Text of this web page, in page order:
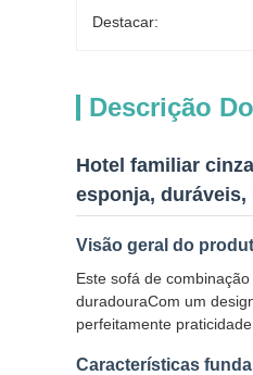
Destacar:
Descrição
Hotel familiar
esponja,
Visão geral do
Este sofá de
duradouraCom um
perfeitamente praticidade
Características